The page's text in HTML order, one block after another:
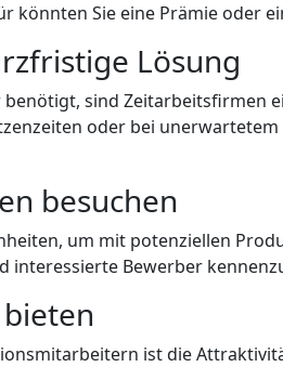
könnten Sie eine Prämie oder
Lösung
sind Zeitarbeitsfirmen
oder bei
besuchen
um mit potenziellen
interessierte Bewerber
ist die